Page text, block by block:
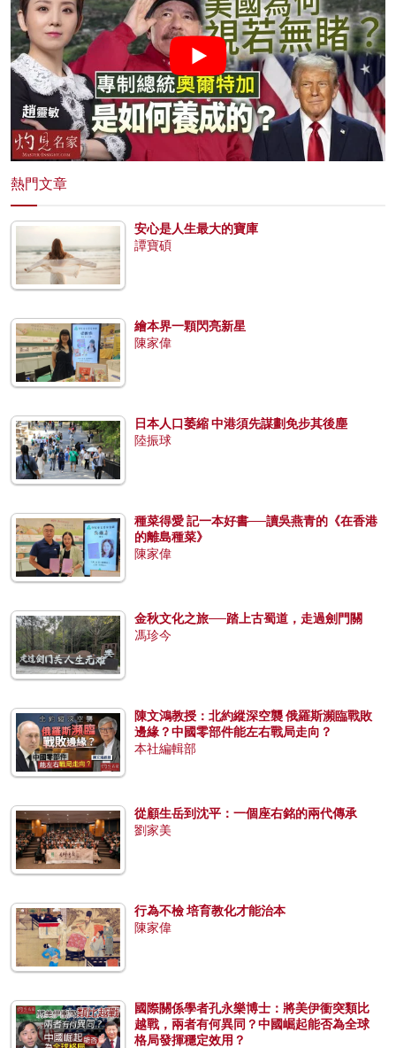
熱門文章
安心是人生最大的寶庫
譚寶碩
繪本界一顆閃亮新星
陳家偉
日本人口萎縮 中港須先謀劃免步其後塵
陸振球
種菜得愛 記一本好書──讀吳燕青的《在香港
的離島種菜》
陳家偉
金秋文化之旅──踏上古蜀道，走過劍門關
馮珍今
陳文鴻教授：北約縱深空襲 俄羅斯瀕臨戰敗
邊緣？中國零部件能左右戰局走向？
本社編輯部
從顧生岳到沈平：一個座右銘的兩代傳承
劉家美
行為不檢 培育教化才能治本
陳家偉
國際關係學者孔永樂博士：將美伊衝突類比
越戰，兩者有何異同？中國崛起能否為全球
格局發揮穩定效用？